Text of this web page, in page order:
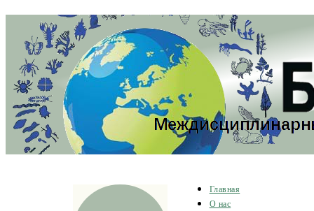
Главная
О нас